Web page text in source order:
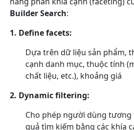
Builder Search:
1. Define facets:
Dựa trên dữ liệu sản phẩm,
cạnh danh mục, thuộc tính
chất liệu, etc.), khoảng giá
2. Dynamic filtering:
Cho phép người dùng
quả tìm kiếm bằng các khía